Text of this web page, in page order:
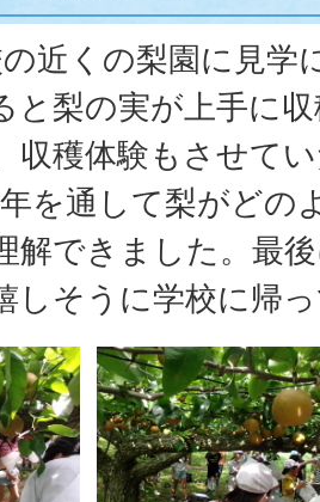
近くの梨園に見学
と梨の実が上手に
収穫体験もさせて
を通して梨がどの
解できました。最
しそうに学校に帰